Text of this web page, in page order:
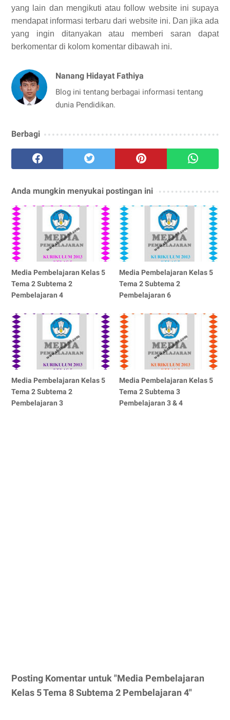
yang lain dan mengikuti atau follow website ini supaya
mendapat informasi terbaru dari website ini. Dan jika ada
yang ingin ditanyakan atau memberi saran dapat
berkomentar di kolom komentar dibawah ini.
Nanang Hidayat Fathiya
Blog ini tentang berbagai informasi tentang
dunia Pendidikan.
Berbagi
Anda mungkin menyukai postingan ini
Media Pembelajaran Kelas 5
Tema 2 Subtema 2
Pembelajaran 4
Media Pembelajaran Kelas 5
Tema 2 Subtema 2
Pembelajaran 6
Media Pembelajaran Kelas 5
Tema 2 Subtema 2
Pembelajaran 3
Media Pembelajaran Kelas 5
Tema 2 Subtema 3
Pembelajaran 3 & 4
Posting Komentar untuk "Media Pembelajaran
Kelas 5 Tema 8 Subtema 2 Pembelajaran 4"